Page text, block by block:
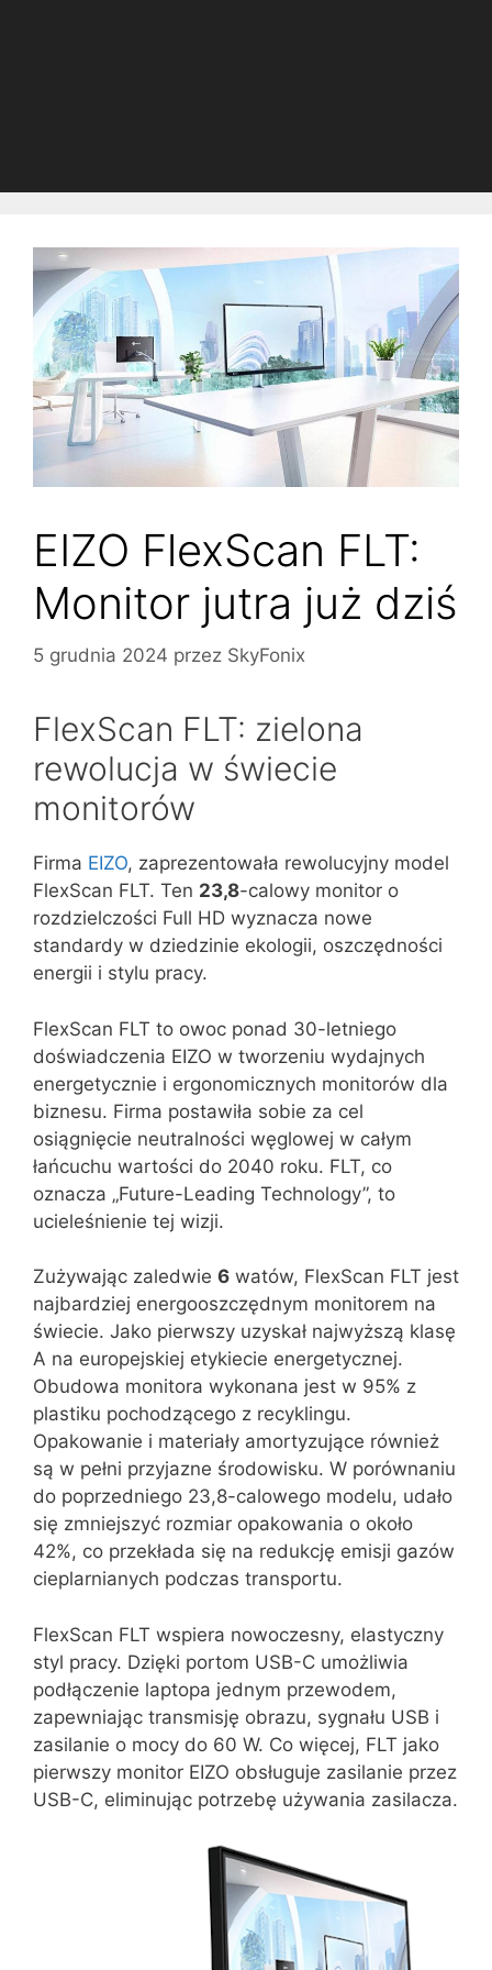
EIZO FlexScan FLT:
Monitor jutra już dziś
5 grudnia 2024 przez SkyFonix
FlexScan FLT: zielona
rewolucja w świecie
monitorów
Firma EIZO, zaprezentowała rewolucyjny model
FlexScan FLT. Ten 23,8-calowy monitor o
rozdzielczości Full HD wyznacza nowe
standardy w dziedzinie ekologii, oszczędności
energii i stylu pracy.
FlexScan FLT to owoc ponad 30-letniego
doświadczenia EIZO w tworzeniu wydajnych
energetycznie i ergonomicznych monitorów dla
biznesu. Firma postawiła sobie za cel
osiągnięcie neutralności węglowej w całym
łańcuchu wartości do 2040 roku. FLT, co
oznacza „Future-Leading Technology”, to
ucieleśnienie tej wizji.
Zużywając zaledwie 6 watów, FlexScan FLT jest
najbardziej energooszczędnym monitorem na
świecie. Jako pierwszy uzyskał najwyższą klasę
A na europejskiej etykiecie energetycznej.
Obudowa monitora wykonana jest w 95% z
plastiku pochodzącego z recyklingu.
Opakowanie i materiały amortyzujące również
są w pełni przyjazne środowisku. W porównaniu
do poprzedniego 23,8-calowego modelu, udało
się zmniejszyć rozmiar opakowania o około
42%, co przekłada się na redukcję emisji gazów
cieplarnianych podczas transportu.
FlexScan FLT wspiera nowoczesny, elastyczny
styl pracy. Dzięki portom USB-C umożliwia
podłączenie laptopa jednym przewodem,
zapewniając transmisję obrazu, sygnału USB i
zasilanie o mocy do 60 W. Co więcej, FLT jako
pierwszy monitor EIZO obsługuje zasilanie przez
USB-C, eliminując potrzebę używania zasilacza.